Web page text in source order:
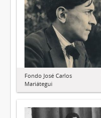
Fondo José Carlos
Mariátegui